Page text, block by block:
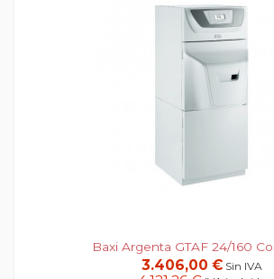
Baxi Argenta GTAF 24/160
3.406,00 € Sin IVA